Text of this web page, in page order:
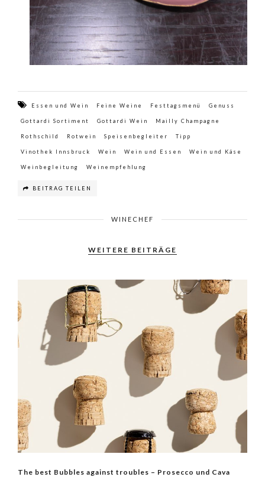
Essen und Wein Feine Weine Festtagsmenü Genuss
Gottardi Sortiment Gottardi Wein Mailly Champagne
Rothschild Rotwein Speisenbegleiter Tipp
Vinothek Innsbruck Wein Wein und Essen Wein und Käse
Weinbegleitung Weinempfehlung
BEITRAG TEILEN
WINECHEF
WEITERE BEITRÄGE
The best Bubbles against troubles – Prosecco und Cava